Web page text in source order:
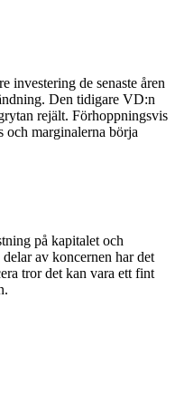
investering de senaste åren
Den tidigare VD:n
rejält. Förhoppningsvis
och marginalerna börja
på kapitalet och
av koncernen har det
tror det kan vara ett fint